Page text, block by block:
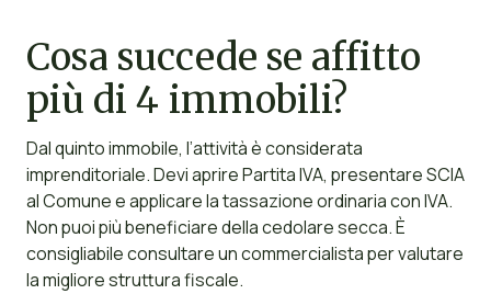
Cosa succede se affitto
più di 4 immobili?
Dal quinto immobile, l’attività è considerata
imprenditoriale. Devi aprire Partita IVA, presentare SCIA
al Comune e applicare la tassazione ordinaria con IVA.
Non puoi più beneficiare della cedolare secca. È
consigliabile consultare un commercialista per valutare
la migliore struttura fiscale.